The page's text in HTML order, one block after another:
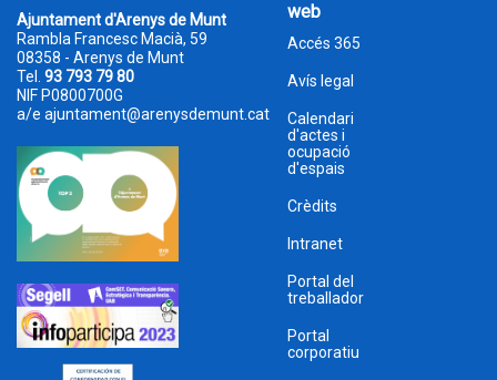
Ajuntament d'Arenys de Munt
Rambla Francesc Macià, 59
08358 - Arenys de Munt
Tel. 93 793 79 80
NIF P0800700G
a/e ajuntament@arenysdemunt.cat
web
Accés 365
Avís legal
Calendari
d'actes i
ocupació
d'espais
Crèdits
Intranet
Portal del
treballador
Portal
corporatiu